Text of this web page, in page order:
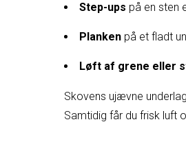
Step-ups på en sten
Planken på et fladt
Løft af grene eller
Skovens ujævne
Samtidig får du frisk luft